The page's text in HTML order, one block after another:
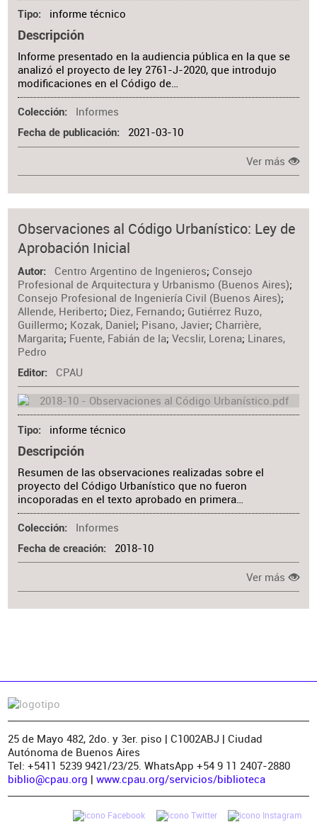
Tipo informe técnico
Descripción
Informe presentado en la audiencia pública en la que se
analizó el proyecto de ley 2761-J-2020, que introdujo
modificaciones en el Código de…
Colección Informes
Fecha de publicación 2021-03-10
Ver más
Observaciones al Código Urbanístico: Ley de
Aprobación Inicial
Autor Centro Argentino de Ingenieros; Consejo
Profesional de Arquitectura y Urbanismo (Buenos Aires);
Consejo Profesional de Ingeniería Civil (Buenos Aires);
Allende, Heriberto; Diez, Fernando; Gutiérrez Ruzo,
Guillermo; Kozak, Daniel; Pisano, Javier; Charrière,
Margarita; Fuente, Fabián de la;Vecslir, Lorena; Linares,
Pedro
Editor CPAU
Tipo informe técnico
Descripción
Resumen de las observaciones realizadas sobre el
proyecto del Código Urbanístico que no fueron
incoporadas en el texto aprobado en primera…
Colección Informes
Fecha de creación 2018-10
Ver más
25 de Mayo 482, 2do. y 3er. piso | C1002ABJ | Ciudad
Autónoma de Buenos Aires
Tel: +5411 5239 9421/23/25. WhatsApp +54 9 11 2407-2880
biblio@cpau.org | www.cpau.org/servicios/biblioteca